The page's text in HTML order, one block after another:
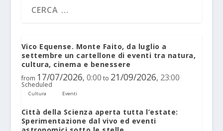
Vico Equense. Monte Faito, da luglio a
settembre un cartellone di eventi tra natura,
cultura, cinema e benessere
from 17/07/2026, 0:00 to 21/09/2026, 23:00
Scheduled
Cultura Eventi
Città della Scienza aperta tutta l’estate:
Sperimentazione dal vivo ed eventi